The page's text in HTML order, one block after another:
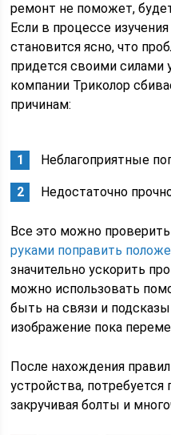
ремонт не поможет,
Если в процессе
становится ясно, что
придется своими силами
компании Триколор
причинам:
Неблагоприятные
Недостаточно
Все это можно
руками поправить
значительно ускорить
можно использовать
быть на связи и
изображение пока
После нахождения
устройства, потребуется
закручивая болты и